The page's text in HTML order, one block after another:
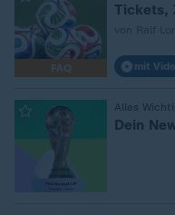
FAQ
Tickets,
mit
Alles
Dein